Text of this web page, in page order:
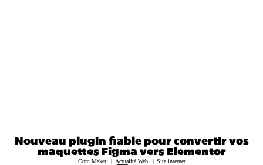
Nouveau plugin fiable pour convertir vos
maquettes Figma vers Elementor
Com Maker Actualité Web Site internet